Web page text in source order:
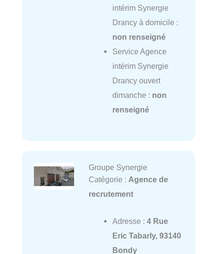
intérim Synergie
Drancy à domicile :
non renseigné
Service Agence
intérim Synergie
Drancy ouvert
dimanche : non
renseigné
Groupe Synergie
Catégorie : Agence de
recrutement
Adresse : 4 Rue
Eric Tabarly, 93140
Bondy